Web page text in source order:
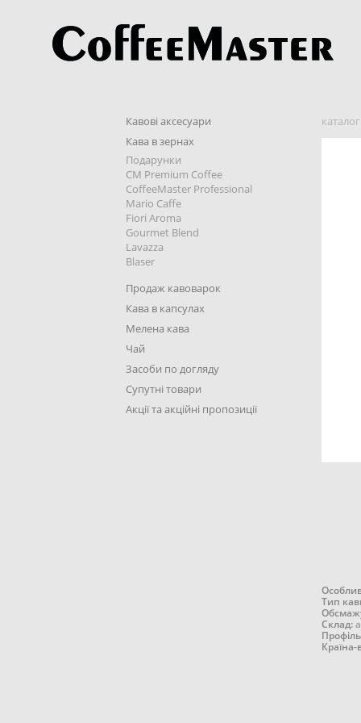
Кавові аксесуари
Кава в зернах
Подарунки
CM Premium Coffee
CoffeeMaster Professional
Mario Caffe
Fiori Aroma
Gourmet Blend
Lavazza
Blaser
Продаж кавоварок
Кава в капсулах
Мелена кава
Чай
Засоби по догляду
Супутні товари
Акції та акційні пропозиції
Тип
Склад: